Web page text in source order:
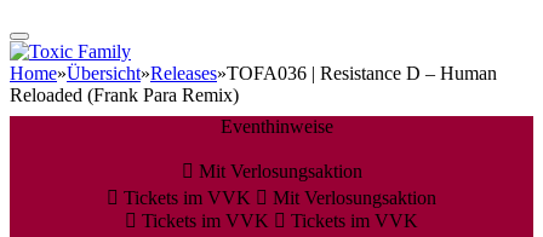
Home»Übersicht»Releases»TOFA036 | Resistance D – Human
Reloaded (Frank Para Remix)
Eventhinweise
Mit Verlosungsaktion
Tickets im VVK
Mit Verlosungsaktion
Tickets im VVK
Tickets im VVK